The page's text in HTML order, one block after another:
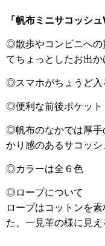
「帆布ミニサコッシュ
◎散歩やコンビニへ
てちょっとしたお出
◎スマホがちょうど入
◎便利な前後ポケット
◎帆布のなかでは厚
かり感のあるサコッシ
◎カラーは全６色
◎ロープについて
ロープはコットンを
た、一見革の様に見